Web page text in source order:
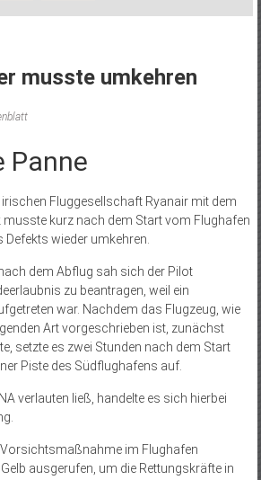
musste umkehren
Panne
Fluggesellschaft Ryanair mit dem
musste kurz nach dem Start vom Flughafen
Defekts wieder umkehren.
dem Abflug sah sich der Pilot
zu beantragen, weil ein
war. Nachdem das Flugzeug, wie
Art vorgeschrieben ist, zunächst
setzte es zwei Stunden nach dem Start
Piste des Südflughafens auf.
verlauten ließ, handelte es sich hierbei
im Flughafen
ausgerufen, um die Rettungskräfte in